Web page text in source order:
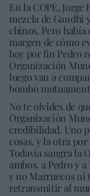
En la COPE, Jorge
mezcla de Gandhi
chinos. Pero había
margen de cómo
hoy por fin Pedro
Organización
luego van a
bombo
No te olvides de
Organización
credibilidad. Uno
cosas, y la otra
Todavía sangra la
ambos, a Pedro y
y no Marruecos ni
retransmitir al